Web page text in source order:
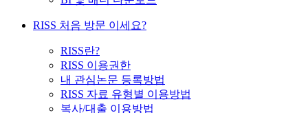
RISS 처음 방문 이세요?
RISS란?
RISS 이용권한
내 관심논문 등록방법
RISS 자료 유형별 이용방법
복사/대출 이용방법